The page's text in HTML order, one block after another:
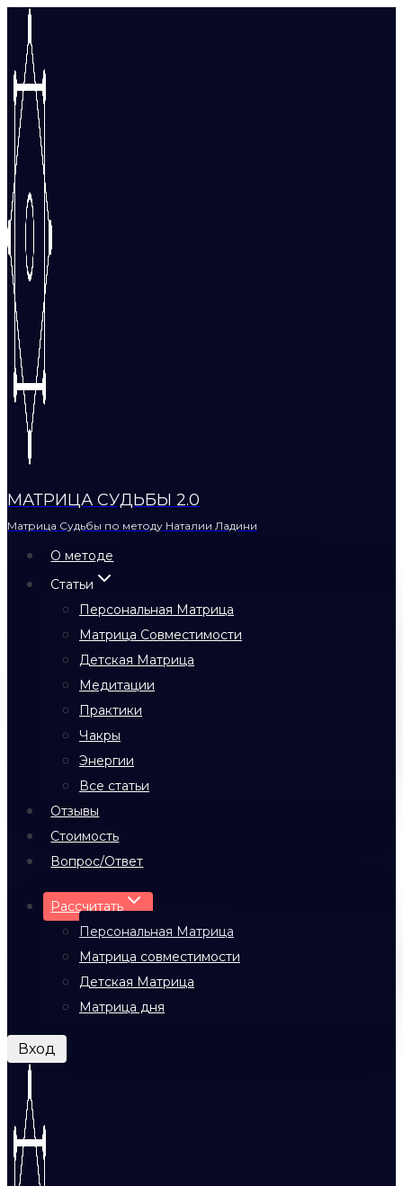
Перейти
содержимому
МАТРИЦА СУДЬБЫ 2.0
Матрица Судьбы по методу Наталии Ладини
О методе
Статьи
Персональная Матрица
Матрица Совместимости
Детская Матрица
Медитации
Практики
Чакры
Энергии
Все статьи
Отзывы
Стоимость
Вопрос/Ответ
Рассчитать
Персональная Матрица
Матрица совместимости
Детская Матрица
Матрица дня
Вход